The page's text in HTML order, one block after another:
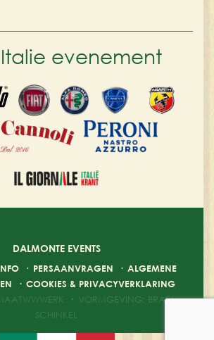
Italie evenement
DALMONTE EVENTS
· PERSAANVRAGEN · ALGEMENE
· COOKIES & PRIVACYVERKLARING
· VORMGEVING: BRAM
SCHINKEL